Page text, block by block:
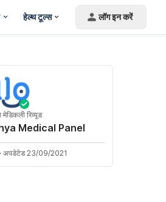
हेल्थ टूल्स लॉग इन करें
मेडिकली रिव्यूड
Medical Panel
· अपडेटेड 23/09/2021